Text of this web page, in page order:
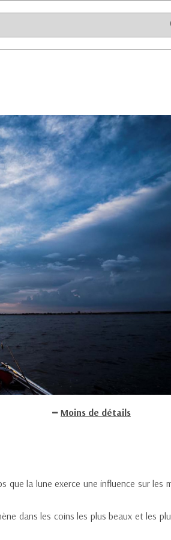
Moins de détails
que la lune exerce une influence sur les
dans les coins les plus beaux et les